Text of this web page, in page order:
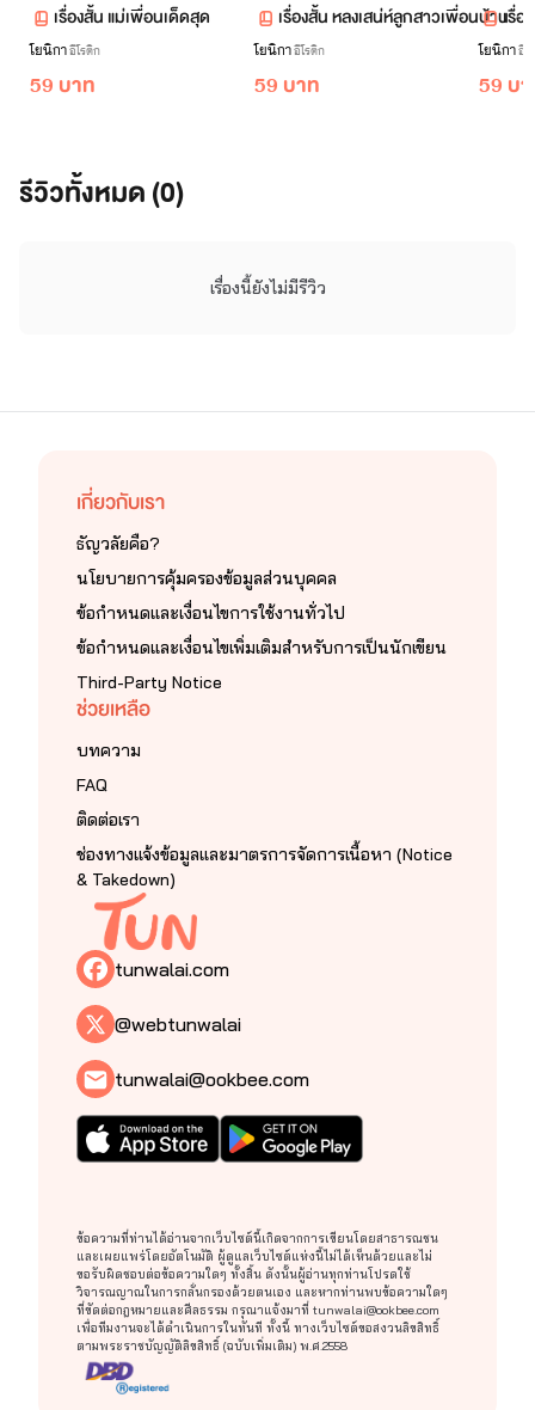
เรื่องสั้น แม่เพื่อนเด็ดสุด
โยนิกาอีโรติก
59 บาท
เรื่องสั้น หลงเสน่ห์ลูกสาวเพื่อนบ้าน
โยนิกาอีโรติก
59 บาท
เรื่
โยนิกาอีโ
59 บ
รีวิวทั้งหมด (0)
เรื่องนี้ยังไม่มีรีวิว
เกี่ยวกับเรา
ธัญวลัยคือ?
นโยบายการคุ้มครองข้อมูลส่วนบุคคล
ข้อกำหนดและเงื่อนไขการใช้งานทั่วไป
ข้อกำหนดและเงื่อนไขเพิ่มเติมสำหรับการเป็นนักเขียน
Third-Party Notice
ช่วยเหลือ
บทความ
FAQ
ติดต่อเรา
ช่องทางแจ้งข้อมูลและมาตรการจัดการเนื้อหา (Notice
& Takedown)
tunwalai.com
@webtunwalai
tunwalai@ookbee.com
ข้อความที่ท่านได้อ่านจากเว็บไซต์นี้เกิดจากการเขียนโดยสาธารณชน
และเผยแพร่โดยอัตโนมัติ ผู้ดูแลเว็บไซต์แห่งนี้ไม่ได้เห็นด้วยและไม่
ขอรับผิดชอบต่อข้อความใดๆ ทั้งสิ้น ดังนั้นผู้อ่านทุกท่านโปรดใช้
วิจารณญาณในการกลั่นกรองด้วยตนเอง และหากท่านพบข้อความใดๆ
ที่ขัดต่อกฎหมายและศีลธรรม กรุณาแจ้งมาที่ tunwalai@ookbee.com
เพื่อทีมงานจะได้ดำเนินการในทันที ทั้งนี้ ทางเว็บไซต์ขอสงวนลิขสิทธิ์
ตามพระราชบัญญัติลิขสิทธิ์ (ฉบับเพิ่มเติม) พ.ศ.2558